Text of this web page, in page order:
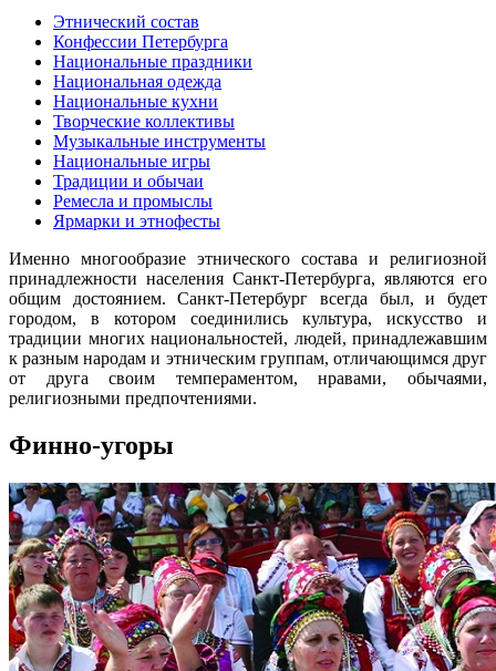
Этнический состав
Конфессии Петербурга
Национальные праздники
Национальная одежда
Национальные кухни
Творческие коллективы
Музыкальные инструменты
Национальные игры
Традиции и обычаи
Ремесла и промыслы
Ярмарки и этнофесты
Именно многообразие этнического состава и религиозной
принадлежности населения Санкт-Петербурга, являются его
общим достоянием. Санкт-Петербург всегда был, и будет
городом, в котором соединились культура, искусство и
традиции многих национальностей, людей, принадлежавшим
к разным народам и этническим группам, отличающимся друг
от друга своим темпераментом, нравами, обычаями,
религиозными предпочтениями.
Финно-угоры